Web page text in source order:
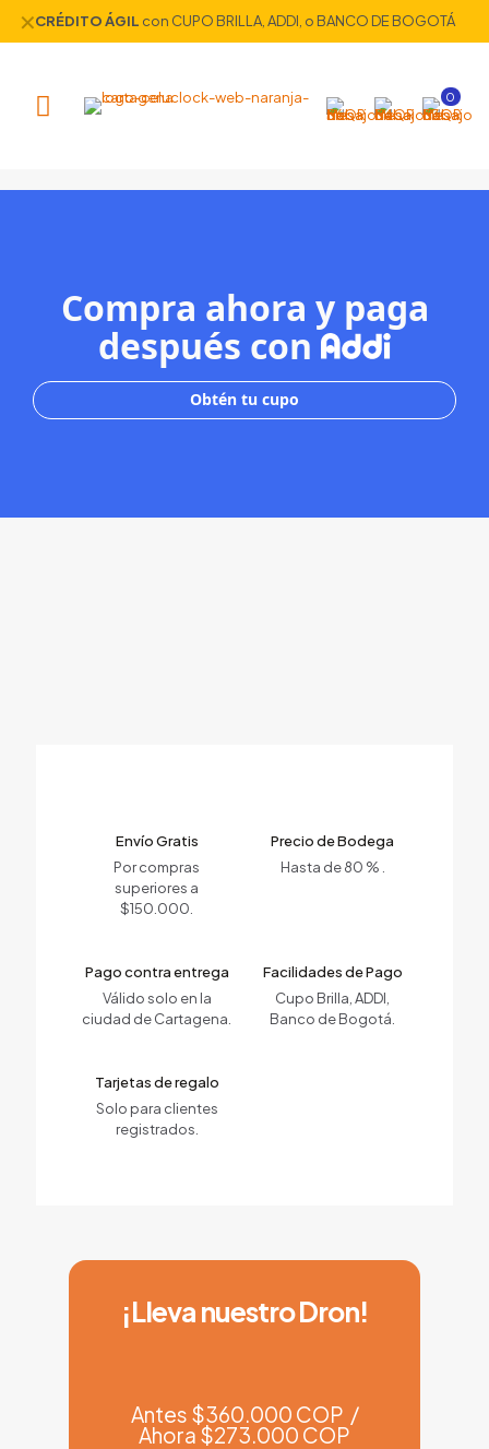
CRÉDITO ÁGIL con CUPO BRILLA, ADDI, o BANCO DE BOGOTÁ
✕
0
Envío Gratis
Por compras
superiores a
$150.000.
Precio de Bodega
Hasta de 80 % .
Pago contra entrega
Válido solo en la
ciudad de Cartagena.
Facilidades de Pago
Cupo Brilla, ADDI,
Banco de Bogotá.
Tarjetas de regalo
Solo para clientes
registrados.
¡Lleva nuestro Dron!
Antes $360.000 COP /
Ahora $273.000 COP